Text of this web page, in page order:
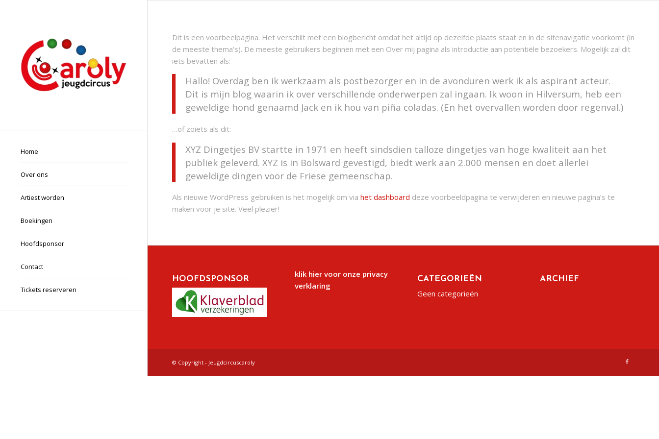
Home
Over ons
Artiest worden
Boekingen
Hoofdsponsor
Contact
Tickets reserveren
Dit is een voorbeelpagina. Het verschilt met een blogbericht omdat het altijd op dezelfde plaats staat en in de sitenavigatie voorkomt (in
de meeste thema's). De meeste gebruikers beginnen met een Over mij pagina als introductie aan potentiële bezoekers. Mogelijk zal dit
iets bevatten als:
Hallo! Overdag ben ik werkzaam als postbezorger en in de avonduren werk ik als aspirant acteur.
Dit is mijn blog waarin ik over verschillende onderwerpen zal ingaan. Ik woon in Hilversum, heb een
geweldige hond genaamd Jack en ik hou van piña coladas. (En het overvallen worden door regenval.)
…of zoiets als dit:
XYZ Dingetjes BV startte in 1971 en heeft sindsdien talloze dingetjes van hoge kwaliteit aan het
publiek geleverd. XYZ is in Bolsward gevestigd, biedt werk aan 2.000 mensen en doet allerlei
geweldige dingen voor de Friese gemeenschap.
Als nieuwe WordPress gebruiken is het mogelijk om via het dashboard deze voorbeeldpagina te verwijderen en nieuwe pagina’s te
maken voor je site. Veel plezier!
HOOFDSPONSOR
klik hier voor onze privacy
verklaring
CATEGORIEËN
Geen categorieën
ARCHIEF
© Copyright - Jeugdcircuscaroly